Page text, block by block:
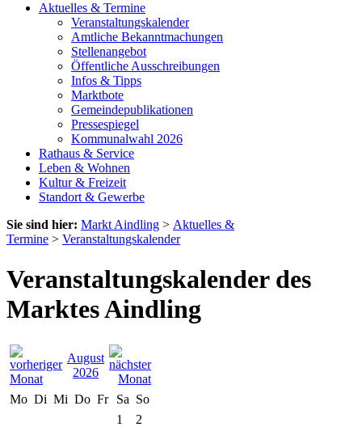
Aktuelles & Termine
Veranstaltungskalender
Amtliche Bekanntmachungen
Stellenangebot
Öffentliche Ausschreibungen
Infos & Tipps
Marktbote
Gemeindepublikationen
Pressespiegel
Kommunalwahl 2026
Rathaus & Service
Leben & Wohnen
Kultur & Freizeit
Standort & Gewerbe
Sie sind hier: Markt Aindling > Aktuelles &
Termine > Veranstaltungskalender
Veranstaltungskalender des
Marktes Aindling
August
2026
Mo Di Mi Do Fr Sa So
1
2